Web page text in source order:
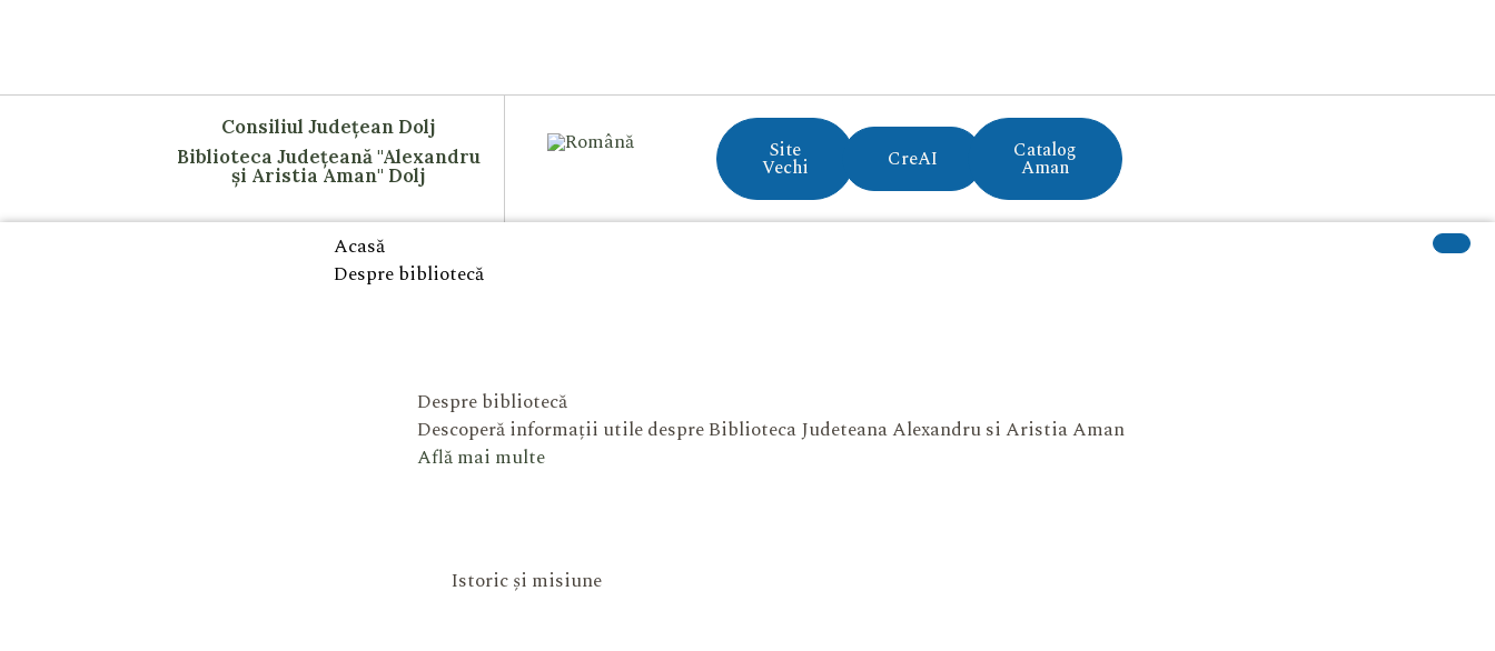
Consiliul Județean Dolj
Biblioteca Județeană "Alexandru
și Aristia Aman" Dolj
Site
Vechi CreAI Catalog
Aman
Acasă
Despre bibliotecă
Despre bibliotecă
Descoperă informații utile despre Biblioteca Judeteana Alexandru si Aristia Aman
Află mai multe
Istoric și misiune